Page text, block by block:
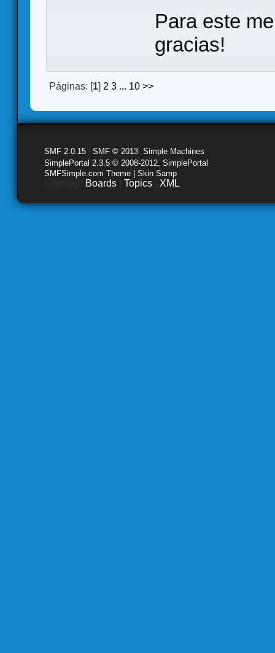
Para este
gracias!
Páginas: [1] 2 3 ... 10 >>
SMF 2.0.15 SMF © 2013 Simple Machines
SimplePortal 2.3.5 © 2008-2012, SimplePortal
SMFSimple.com Theme | Skin Samp
Boards Topics XML